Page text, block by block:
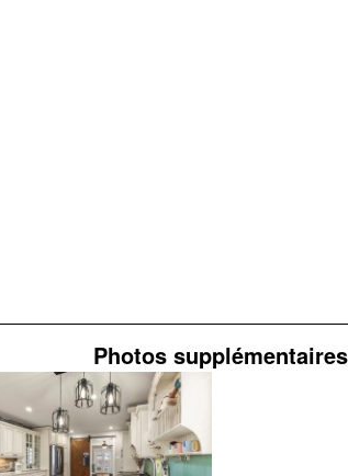
Photos supplémentaires